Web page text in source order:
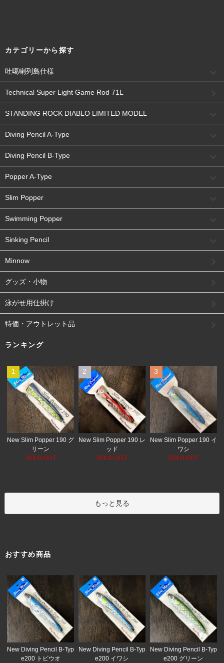
カテゴリーから探す
吐噶喇列島仕様
Technical Super Light Game Rod 71L
STANDING ROCK DIABLO LIMITED MODEL
Diving Pencil A-Type
Diving Pencil B-Type
Popper A-Type
Slim Popper
Swimming Popper
Sinking Pencil
Minnow
グッズ・小物
泳がせ用仕掛け
特価・アウトレット品
ランキング
1
New Slim Popper 190 グ
リーン
SOLD OUT
2
New Slim Popper 190 レ
ッド
SOLD OUT
3
New Slim Popper 190 イ
ワシ
SOLD OUT
もっと見る
おすすめ商品
New Diving Pencil B-Typ
e200 トビウオ
New Diving Pencil B-Typ
e200 イワシ
New Diving Pencil B-Typ
e200 グリーン